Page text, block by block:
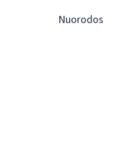
Nuorodos